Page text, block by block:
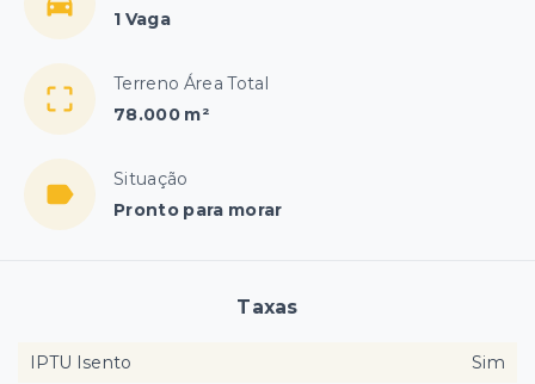
1 Vaga
Terreno Área Total
78.000 m²
Situação
Pronto para morar
Taxas
IPTU Isento Sim